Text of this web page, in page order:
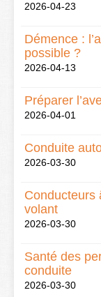
2026-04-23
Démence :
possible ?
2026-04-13
Préparer
2026-04-01
Conduite
2026-03-30
Conducteurs
volant
2026-03-30
Santé des
conduite
2026-03-30